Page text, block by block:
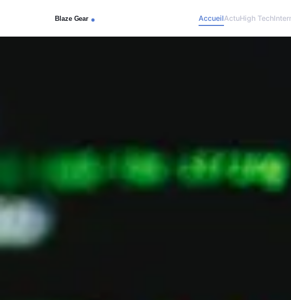
AccueilActuHigh Tech